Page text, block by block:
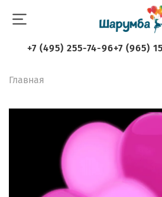
+7 (495) 255-74-96+7 (965)
Главная